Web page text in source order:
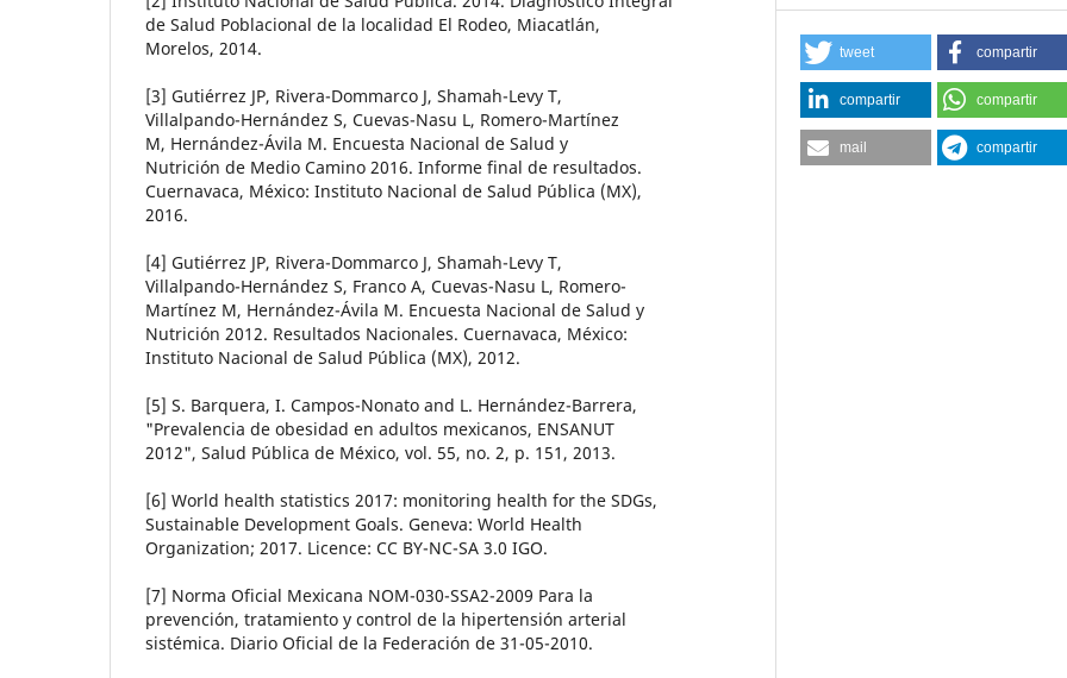
de Salud Poblacional de la localidad El Rodeo, Miacatlán,
Morelos, 2014.
[3] Gutiérrez JP, Rivera-Dommarco J, Shamah-Levy T,
Villalpando-Hernández S, Cuevas-Nasu L, Romero-Martínez
M, Hernández-Ávila M. Encuesta Nacional de Salud y
Nutrición de Medio Camino 2016. Informe final de resultados.
Cuernavaca, México: Instituto Nacional de Salud Pública (MX),
2016.
[4] Gutiérrez JP, Rivera-Dommarco J, Shamah-Levy T,
Villalpando-Hernández S, Franco A, Cuevas-Nasu L, Romero-
Martínez M, Hernández-Ávila M. Encuesta Nacional de Salud y
Nutrición 2012. Resultados Nacionales. Cuernavaca, México:
Instituto Nacional de Salud Pública (MX), 2012.
[5] S. Barquera, I. Campos-Nonato and L. Hernández-Barrera,
"Prevalencia de obesidad en adultos mexicanos, ENSANUT
2012", Salud Pública de México, vol. 55, no. 2, p. 151, 2013.
[6] World health statistics 2017: monitoring health for the SDGs,
Sustainable Development Goals. Geneva: World Health
Organization; 2017. Licence: CC BY-NC-SA 3.0 IGO.
[7] Norma Oficial Mexicana NOM-030-SSA2-2009 Para la
prevención, tratamiento y control de la hipertensión arterial
sistémica. Diario Oficial de la Federación de 31-05-2010.
tweet compartir
compartir compartir
mail compartir